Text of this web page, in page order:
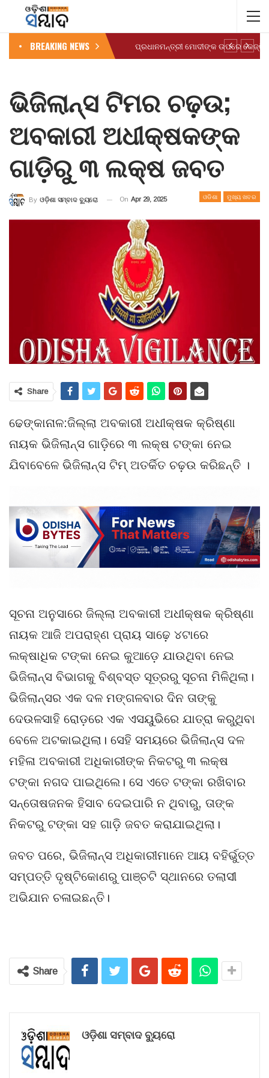
BREAKING NEWS
ଭିଜିଲାନ୍ସ ଟିମର ଚଢ଼ଉ;
ଅବକାରୀ ଅଧୀକ୍ଷକଙ୍କ
ଗାଡ଼ିରୁ ୩ ଲକ୍ଷ ଜବତ
ଓଡିଶା ମୁଖ୍ୟ ଖବର
By ଓଡ଼ିଶା ସମ୍ବାଦ ବ୍ୟୁରୋ On Apr 29, 2025
Share
ଢେଙ୍କାନାଳ:ଜିଲ୍ଲା ଅବକାରୀ ଅଧୀକ୍ଷକ କ୍ରିଷ୍ଣା
ନାୟକ ଭିଜିଲାନ୍ସ ଗାଡ଼ିରେ ୩ ଲକ୍ଷ ଟଙ୍କା ନେଇ
ଯିବାବେଳେ ଭିଜିଲାନ୍ସ ଟିମ୍‌ ଅତର୍କିତ ଚଢ଼ଉ କରିଛନ୍ତି ।
ସୂଚନା ଅନୁସାରେ ଜିଲ୍ଲା ଅବକାରୀ ଅଧୀକ୍ଷକ କ୍ରିଷ୍ଣା
ନାୟକ ଆଜି ଅପରାହ୍‌ଣ ପ୍ରାୟ ସାଢ଼େ ୪ଟାରେ
ଲକ୍ଷାଧିକ ଟଙ୍କା ନେଇ କୁଆଡ଼େ ଯାଉଥିବା ନେଇ
ଭିଜିଲାନ୍ସ ବିଭାଗକୁ ବିଶ୍ବସ୍ତ ସୂତ୍ରରୁ ସୂଚନା ମିଳିଥିଲା।
ଭିଜିଲାନ୍ସର ଏକ ଦଳ ମଙ୍ଗଳବାର ଦିନ ତାଙ୍କୁ
ଦେଉଳସାହି ରୋଡ଼ରେ ଏକ ଏସୟୁଭିରେ ଯାତ୍ରା କରୁଥିବା
ବେଳେ ଅଟକାଇଥିଲା। ସେହି ସମୟରେ ଭିଜିଲାନ୍ସ ଦଳ
ମହିଳା ଅବକାରୀ ଅଧିକାରୀଙ୍କ ନିକଟରୁ ୩ ଲକ୍ଷ
ଟଙ୍କା ନଗଦ ପାଇଥିଲେ। ସେ ଏତେ ଟଙ୍କା ରଖିବାର
ସନ୍ତୋଷଜନକ ହିସାବ ଦେଇପାରି ନ ଥିବାରୁ, ତାଙ୍କ
ନିକଟରୁ ଟଙ୍କା ସହ ଗାଡ଼ି ଜବତ କରାଯାଇଥିଲା।
ଜବତ ପରେ, ଭିଜିଲାନ୍ସ ଅଧିକାରୀମାନେ ଆୟ ବହିର୍ଭୁତ୍ତ
ସମ୍ପତ୍ତି ଦୃଷ୍ଟିକୋଣରୁ ପାଞ୍ଚଟି ସ୍ଥାନରେ ତଲାସୀ
ଅଭିଯାନ ଚଳାଇଛନ୍ତି।
Share
ଓଡ଼ିଶା ସମ୍ବାଦ ବ୍ୟୁରୋ